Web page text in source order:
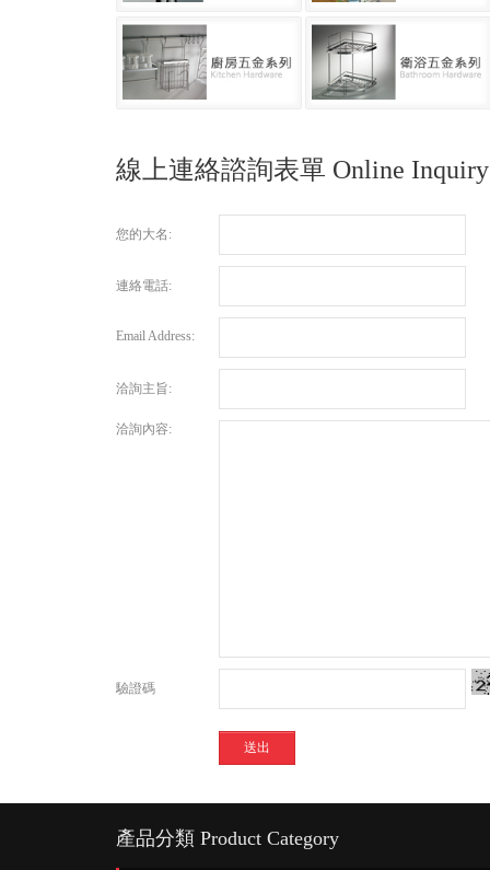
線上連絡諮詢表單 Online Inquiry
您的大名:
連絡電話:
Email Address:
洽詢主旨:
洽詢內容:
驗證碼
產品分類 Product Category